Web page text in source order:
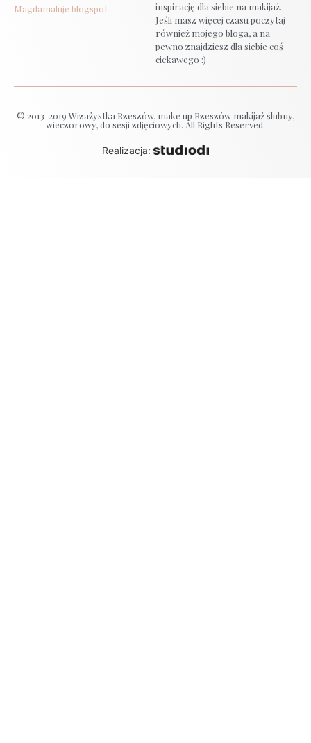
Magdamaluje blogspot
inspirację dla siebie na makijaż.
Jeśli masz więcej czasu poczytaj
również mojego bloga, a na
pewno znajdziesz dla siebie coś
ciekawego :)
© 2013-2019 Wizażystka Rzeszów, make up Rzeszów makijaż ślubny,
wieczorowy, do sesji zdjęciowych. All Rights Reserved.
Realizacja: